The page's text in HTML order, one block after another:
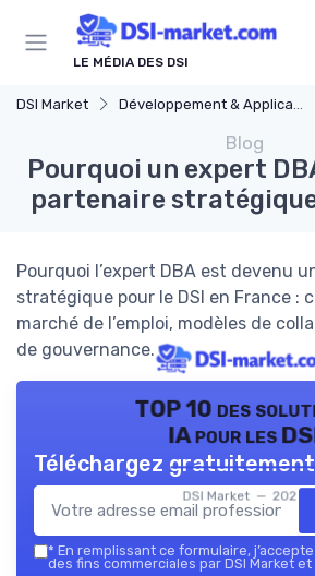
LE MÉDIA DES DSI
DSI Market Développement & Applications
Blog
Pourquoi un expert
partenaire
Pourquoi l’expert DBA est devenu
stratégique pour le DSI en France :
marché de l’emploi, modèles de
de gouvernance.
TOP 10 des
IA pour les
DSI Market — 2026
Téléchargez
* En remplissant ce formulaire,
des fins commerciales par DSI Market
Panneau de gestion des cookies